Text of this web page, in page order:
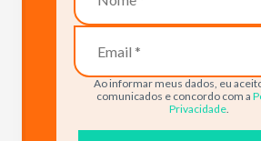
Ao informar meus dados, eu
comunicados e concordo com a
Privacidade.